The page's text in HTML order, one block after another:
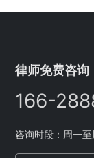
律师免费咨询
166-
咨询时段：周一